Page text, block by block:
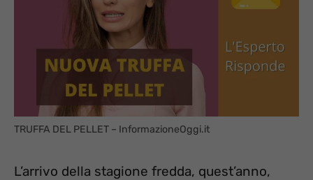
TRUFFA DEL PELLET – InformazioneOggi.it
L’arrivo della stagione fredda, quest’anno,